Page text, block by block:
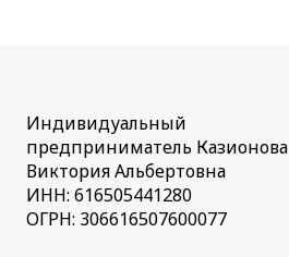
Индивидуальный
предприниматель Казионова
Виктория Альбертовна
ИНН: 616505441280
ОГРН: 306616507600077